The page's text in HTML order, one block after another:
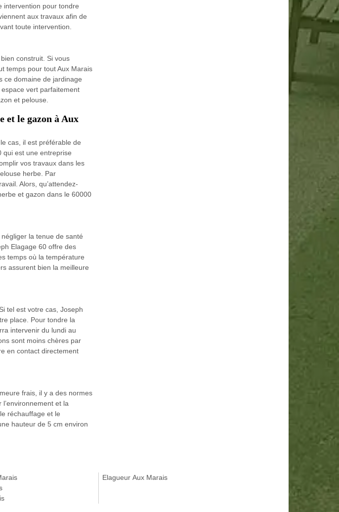
intervention pour tondre
aux travaux afin de
toute intervention.
construit. Si vous
temps pour tout Aux Marais
ce domaine de jardinage
vert parfaitement
et pelouse.
et le gazon à Aux
cas, il est préférable de
qui est une entreprise
vos travaux dans les
herbe. Par
Alors, qu’attendez-
et gazon dans le 60000
la tenue de santé
Elagage 60 offre des
temps où la température
assurent bien la meilleure
tel est votre cas, Joseph
place. Pour tondre la
intervenir du lundi au
sont moins chères par
en contact directement
frais, il y a des normes
et la
réchauffage et le
hauteur de 5 cm environ
Elagueur Aux Marais